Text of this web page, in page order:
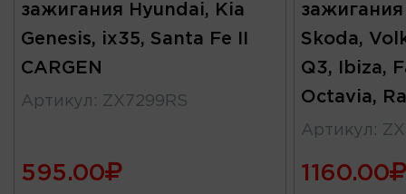
зажигания Hyundai, Kia
Genesis, ix35, Santa Fe II
CARGEN
Артикул : ZX7299RS
595.00
Skoda,
Q3, Ibiza,
Octavia,
Артикул :
1160.00